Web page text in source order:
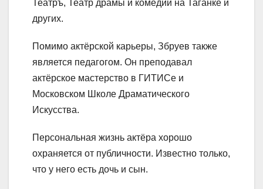
Театръ, Театр драмы и комедии на Таганке и
других.
Помимо актёрской карьеры, Збруев также
является педагогом. Он преподавал
актёрское мастерство в ГИТИСе и
Московском Школе Драматического
Искусства.
Персональная жизнь актёра хорошо
охраняется от публичности. Известно только,
что у него есть дочь и сын.